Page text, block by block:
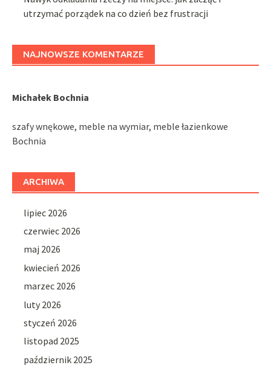
utrzymać porządek na co dzień bez frustracji
NAJNOWSZE KOMENTARZE
Michałek Bochnia
szafy wnękowe, meble na wymiar, meble łazienkowe
Bochnia
ARCHIWA
lipiec 2026
czerwiec 2026
maj 2026
kwiecień 2026
marzec 2026
luty 2026
styczeń 2026
listopad 2025
październik 2025